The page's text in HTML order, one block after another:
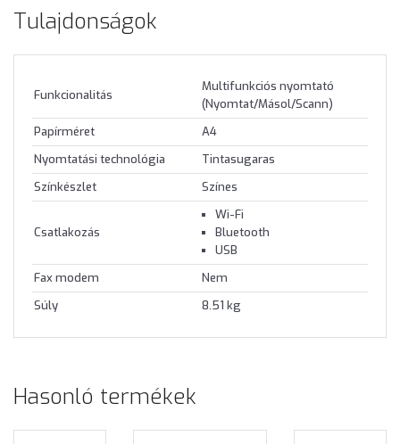
Tulajdonságok
Funkcionalitás
Multifunkciós nyomtató
(Nyomtat/Másol/Scann)
Papírméret
A4
Nyomtatási technológia
Tintasugaras
Színkészlet
Színes
Csatlakozás
Wi-Fi
Bluetooth
USB
Fax modem
Nem
Súly
8.51 kg
Hasonló termékek